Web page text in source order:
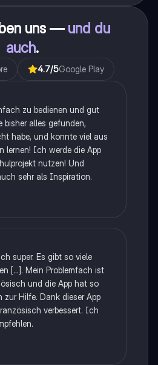
uns — und du
auch.
4.7/5Google Play
zu bedienen und gut
alles gefunden,
habe, und konnte viel aus
lernen! Ich werde die App
nutzen! Und
sehr als Inspiration.
super. Es gibt so viele
[...]. Mein Problemfach ist
und die App hat so
zur Hilfe. Dank dieser App
verbessert. Ich